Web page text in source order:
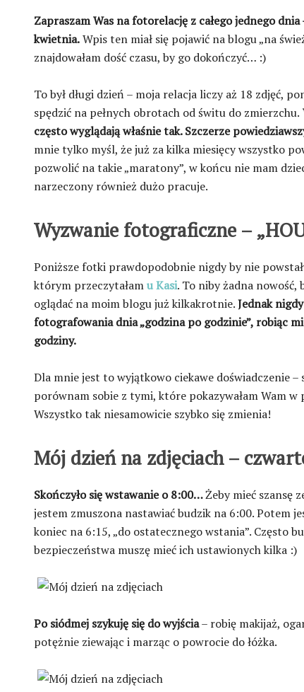
Zapraszam Was na fotorelację z całego jednego
kwietnia.Wpis ten miał się pojawić na blogu „na
znajdowałam dość czasu, by go dokończyć… :)
To był długi dzień – moja relacja liczy aż 18 zdjęć,
spędzić na pełnych obrotach od świtu do zmierzchu.
często wyglądają właśnie tak. Szczerze
mnie tylko myśl, że już za kilka miesięcy wszystko
pozwolić na takie „maratony”, w końcu nie mam
narzeczony również dużo pracuje.
Wyzwanie fotograficzne –
Poniższe fotki prawdopodobnie nigdy by nie
którym przeczytałamu Kasi. To niby żadna nowość,
oglądać na moim blogu już kilkakrotnie.Jednak
fotografowania dnia „godzina po godzinie”, robiąc
godziny.
Dla mnie jest to wyjątkowo ciekawe doświadczenie
porównam sobie z tymi, które pokazywałam Wam w
Wszystko tak niesamowicie szybko się zmienia!
Mój dzień na zdjęciach –
Skończyło się wstawanie o 8:00…Żeby mieć szansę
jestem zmuszona nastawiać budzik na 6:00. Potem
koniec na 6:15, „do ostatecznego wstania”. Często
bezpieczeństwa muszę mieć ich ustawionych kilka :)
Po siódmej szykuję się do wyjścia– robię makijaż,
potężnie ziewając i marząc o powrocie do łóżka.